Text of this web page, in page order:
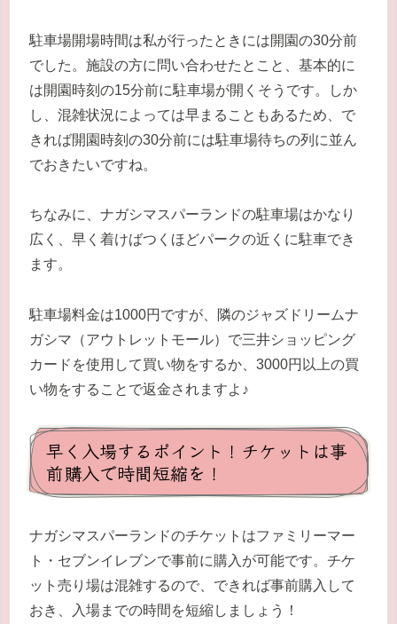
駐車場開場時間は私が行ったときには開園の30分前
でした。施設の方に問い合わせたとこと、基本的に
は開園時刻の15分前に駐車場が開くそうです。しか
し、混雑状況によっては早まることもあるため、で
きれば開園時刻の30分前には駐車場待ちの列に並ん
でおきたいですね。
ちなみに、ナガシマスパーランドの駐車場はかなり
広く、早く着けばつくほどパークの近くに駐車でき
ます。
駐車場料金は1000円ですが、隣のジャズドリームナ
ガシマ（アウトレットモール）で三井ショッピング
カードを使用して買い物をするか、3000円以上の買
い物をすることで返金されますよ♪
早く入場するポイント！チケットは事
前購入で時間短縮を！
ナガシマスパーランドのチケットはファミリーマー
ト・セブンイレブンで事前に購入が可能です。チケ
ット売り場は混雑するので、できれば事前購入して
おき、入場までの時間を短縮しましょう！